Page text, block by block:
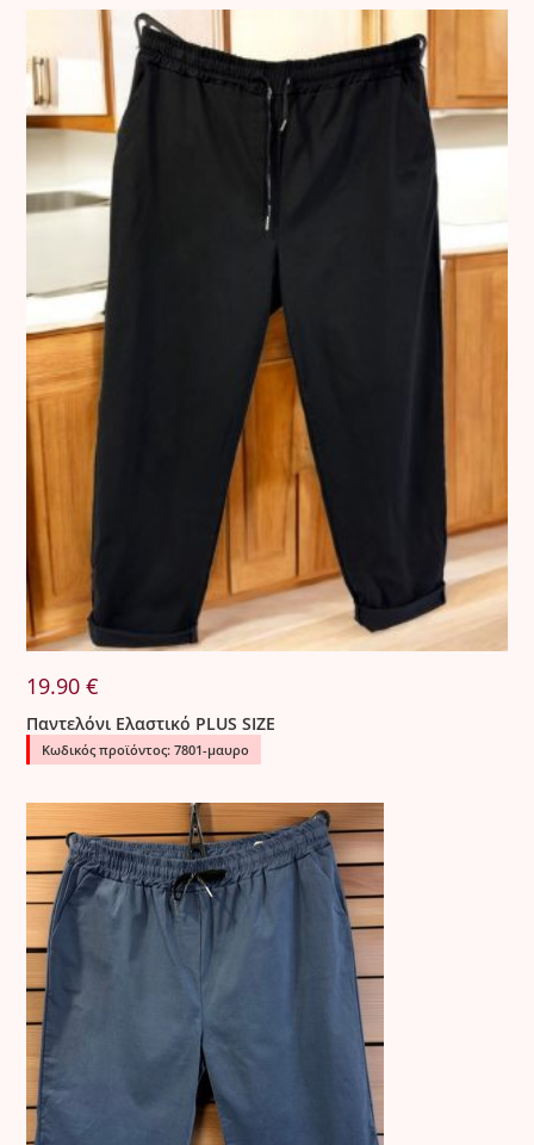
19.90€
Παντελόνι Ελαστικό PLUS SIZE
Κωδικός προϊόντος: 7801-μαυρο